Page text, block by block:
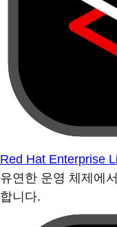
Red Hat Enterprise
유연한 운영 체제에
합니다.